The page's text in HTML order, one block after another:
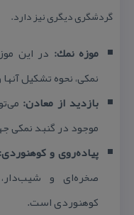
گردشگری دیگری نیز دارد.
موزه نمك: در این
نمكی، نحوه تشكیل
بازدید از معادن:
موجود در گنبد نمكی
پیاده‌روی و كوهنوردی:
صخره‌ای و
كوهنوردی است.